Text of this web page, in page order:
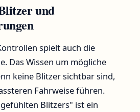
und
spielt auch die
Das Wissen um mögliche
keine Blitzer sichtbar sind,
Fahrweise führen.
Blitzers" ist ein